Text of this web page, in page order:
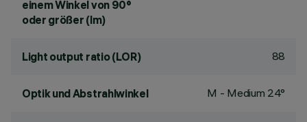
einem Winkel von 90°
oder größer (lm)
Light output ratio (LOR) 88
Optik und Abstrahlwinkel M - Medium 24°